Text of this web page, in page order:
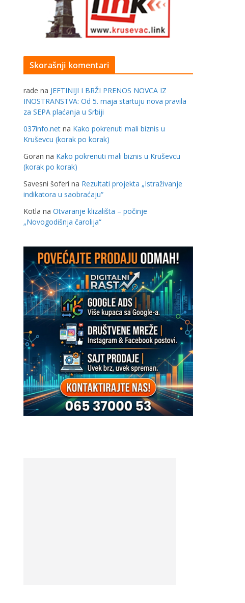
Skorašnji komentari
rade na JEFTINIJI I BRŽI PRENOS NOVCA IZ
INOSTRANSTVA: Od 5. maja startuju nova pravila
za SEPA plaćanja u Srbiji
037info.net na Kako pokrenuti mali biznis u
Kruševcu (korak po korak)
Goran na Kako pokrenuti mali biznis u Kruševcu
(korak po korak)
Savesni šoferi na Rezultati projekta „Istraživanje
indikatora u saobraćaju“
Kotla na Otvaranje klizališta – počinje
„Novogodišnja čarolija“